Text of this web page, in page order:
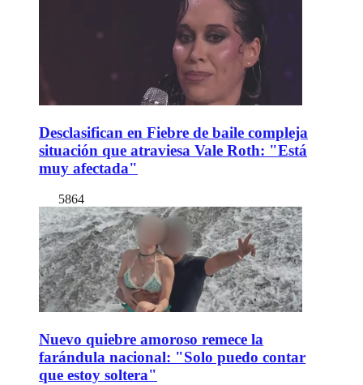
Desclasifican en Fiebre de baile compleja
situación que atraviesa Vale Roth: "Está
muy afectada"
5864
Nuevo quiebre amoroso remece la
farándula nacional: "Solo puedo contar
que estoy soltera"